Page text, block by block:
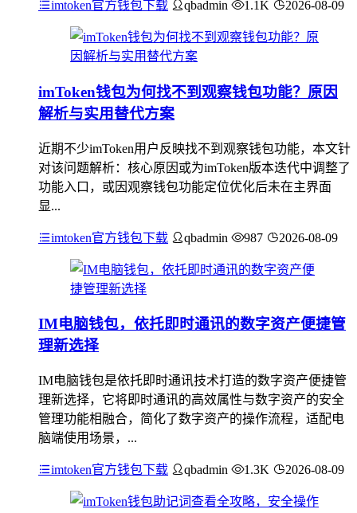
imtoken官方钱包下载 qbadmin 1.1K 2026-08-09
imToken钱包为何找不到观察钱包功能？原因
解析与实用替代方案
近期不少imToken用户反映找不到观察钱包功能，本文针
对该问题解析：核心原因或为imToken版本迭代中调整了
功能入口，或因观察钱包功能定位优化后未在主界面
显...
imtoken官方钱包下载 qbadmin 987 2026-08-09
IM电脑钱包，依托即时通讯的数字资产便捷管
理新选择
IM电脑钱包是依托即时通讯技术打造的数字资产便捷管
理新选择，它将即时通讯的高效属性与数字资产的安全
管理功能相融合，简化了数字资产的操作流程，适配电
脑端使用场景，...
imtoken官方钱包下载 qbadmin 1.3K 2026-08-09